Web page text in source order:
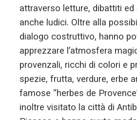
attraverso letture, dibattiti ed
anche ludici. Oltre alla
dialogo costruttivo, hanno
apprezzare l’atmosfera
provenzali, ricchi di colori e
spezie, frutta, verdure, erbe
famose “herbes de
inoltre visitato la città di